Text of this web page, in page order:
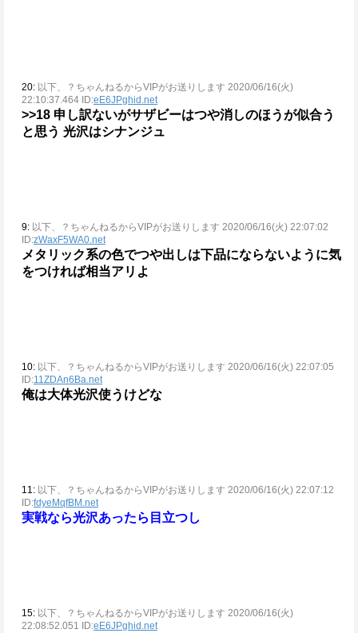
20: 以下、？ちゃんねるからVIPがお送りします 2020/06/16(火)
22:10:37.464 ID:eE6JPghid.net
>>18 申し訳ないがサザビーはつや消しのほうが似合う
と思う 光沢はシナンジュ
9: 以下、？ちゃんねるからVIPがお送りします 2020/06/16(火) 22:07:02
ID:zWaxF5WA0.net
メタリック系の色でつや出しは下品にならないように気
をつければ相当アリよ
10: 以下、？ちゃんねるからVIPがお送りします 2020/06/16(火) 22:07:05
ID:11ZDAn6Ba.net
俺は大体光沢使うけどな
11: 以下、？ちゃんねるからVIPがお送りします 2020/06/16(火) 22:07:12
ID:fdyeMqfBM.net
実戦なら光沢あったら目立つし
15: 以下、？ちゃんねるからVIPがお送りします 2020/06/16(火)
22:08:52.051 ID:eE6JPghid.net